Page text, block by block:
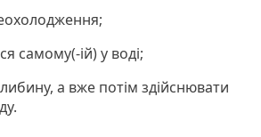
самому(-ій) у воді;
а вже потім здійснювати